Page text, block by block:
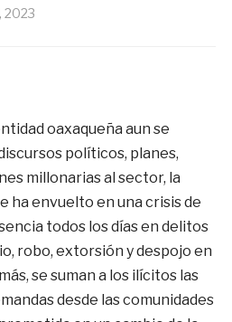
2023
oaxaqueña aun se
políticos, planes,
millonarias al sector, la
ha envuelto en una crisis de
todos los días en delitos
robo, extorsión y despojo en
se suman a los ilícitos las
desde las comunidades